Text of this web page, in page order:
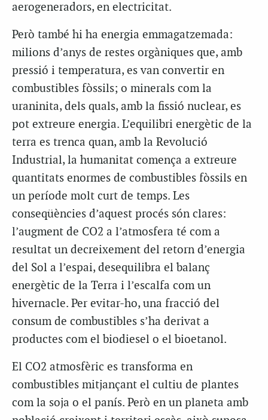
aerogeneradors, en electricitat.
Però també hi ha energia emmagatzemada:
milions d’anys de restes orgàniques que, amb
pressió i temperatura, es van convertir en
combustibles fòssils; o minerals com la
uraninita, dels quals, amb la fissió nuclear, es
pot extreure energia. L’equilibri energètic de la
terra es trenca quan, amb la Revolució
Industrial, la humanitat comença a extreure
quantitats enormes de combustibles fòssils en
un període molt curt de temps. Les
conseqüències d’aquest procés són clares:
l’augment de CO2 a l’atmosfera té com a
resultat un decreixement del retorn d’energia
del Sol a l’espai, desequilibra el balanç
energètic de la Terra i l’escalfa com un
hivernacle. Per evitar-ho, una fracció del
consum de combustibles s’ha derivat a
productes com el biodiesel o el bioetanol.
El CO2 atmosfèric es transforma en
combustibles mitjançant el cultiu de plantes
com la soja o el panís. Però en un planeta amb